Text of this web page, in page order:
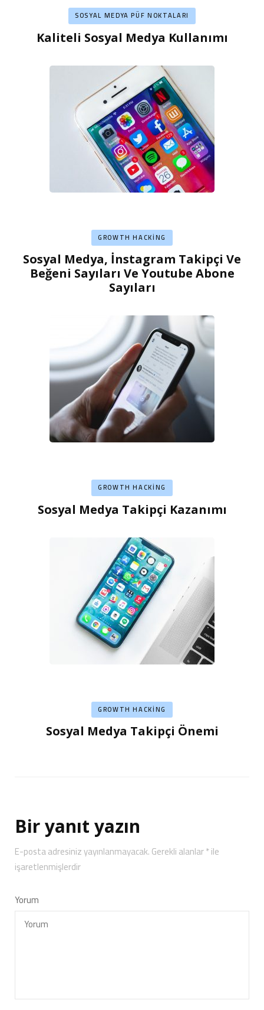
SOSYAL MEDYA PÜF NOKTALARI
Kaliteli Sosyal Medya Kullanımı
GROWTH HACKING
Sosyal Medya, İnstagram Takipçi Ve
Beğeni Sayıları Ve Youtube Abone
Sayıları
GROWTH HACKING
Sosyal Medya Takipçi Kazanımı
GROWTH HACKING
Sosyal Medya Takipçi Önemi
Bir yanıt yazın
E-posta adresiniz yayınlanmayacak.Gerekli alanlar*ile
işaretlenmişlerdir
Yorum